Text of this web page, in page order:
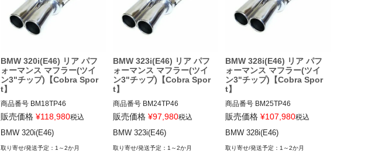
BMW 320i(E46) リア パフ
ォーマンス マフラー(ツイ
ン3"チップ)【Cobra Spor
t】
商品番号 BM18TP46
BM18TP46
BMW 320i(E46) 98-06
販売価格 ¥118,980税込
BMW 320i(E46)
1～2か月
BMW 323i(E46) リア パフ
ォーマンス マフラー(ツイ
ン3"チップ)【Cobra Spor
t】
商品番号 BM24TP46
BM24TP46
BMW 323i(E46) 98-06
販売価格 ¥97,980税込
BMW 323i(E46)
1～2か月
BMW 328i(E46) リア パフ
ォーマンス マフラー(ツイ
ン3"チップ)【Cobra Spor
t】
商品番号 BM25TP46
BM25TP46
BMW 328i(E46) 98-06
販売価格 ¥107,980税込
BMW 328i(E46)
1～2か月